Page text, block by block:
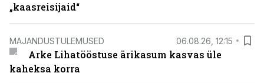
„kaasreisijaid“
MAJANDUSTULEMUSED 06.08.26, 12:15
Arke Lihatööstuse ärikasum kasvas üle
kaheksa korra